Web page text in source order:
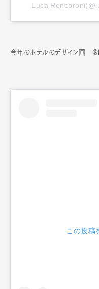
Luca
今年のホテルのデザイン画
この投稿